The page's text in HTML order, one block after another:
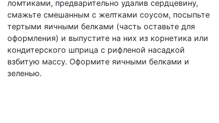
ломтиками, предварительно удалив сердцевину,
смажьте смешанным с желтками соусом, посыпьте
тертыми яичными белками (часть оставьте для
оформления) и выпустите на них из корнетика или
кондитерского шприца с рифленой насадкой
взбитую массу. Оформите яичными белками и
зеленью.